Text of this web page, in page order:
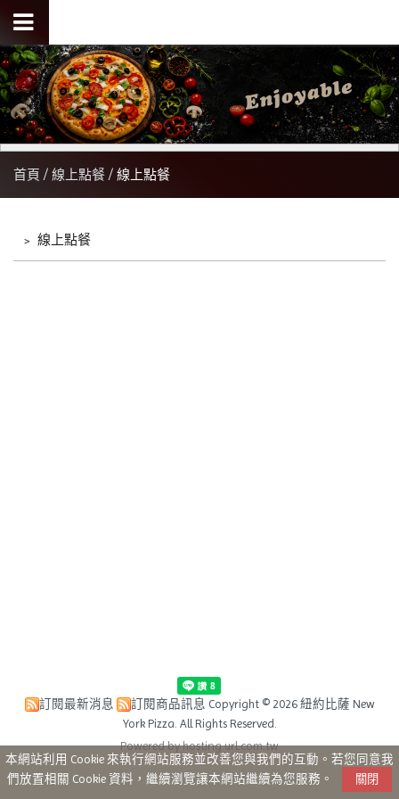
首頁 線上點餐 線上點餐
﹥ 線上點餐
訂閱最新消息 訂閱商品訊息 Copyright © 2026 紐約比薩 New
York Pizza. All Rights Reserved.
Powered by hosting.url.com.tw
本網站利用 Cookie 來執行網站服務並改善您與我們的互動。若您同意我
們放置相關 Cookie 資料，繼續瀏覽讓本網站繼續為您服務。